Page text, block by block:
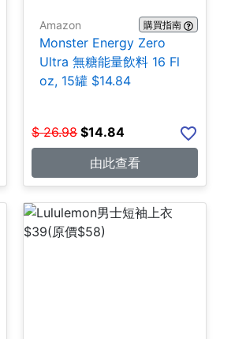
Amazon 購買指南
Monster Energy Zero
Ultra 無糖能量飲料 16 Fl
oz, 15罐 $14.84
$ 26.98 $14.84
由此查看